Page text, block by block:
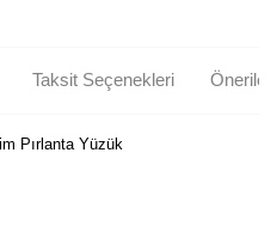
Taksit Seçenekleri
Pırlanta Yüzük